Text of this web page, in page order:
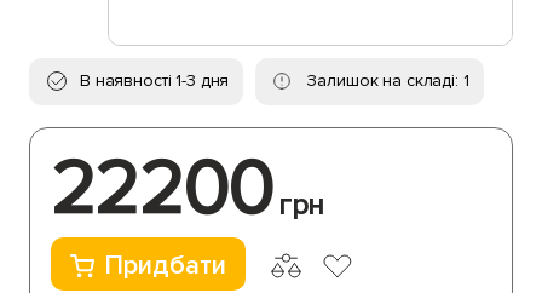
В наявності 1-3 дня Залишок на складі: 1
22200 грн
Придбати